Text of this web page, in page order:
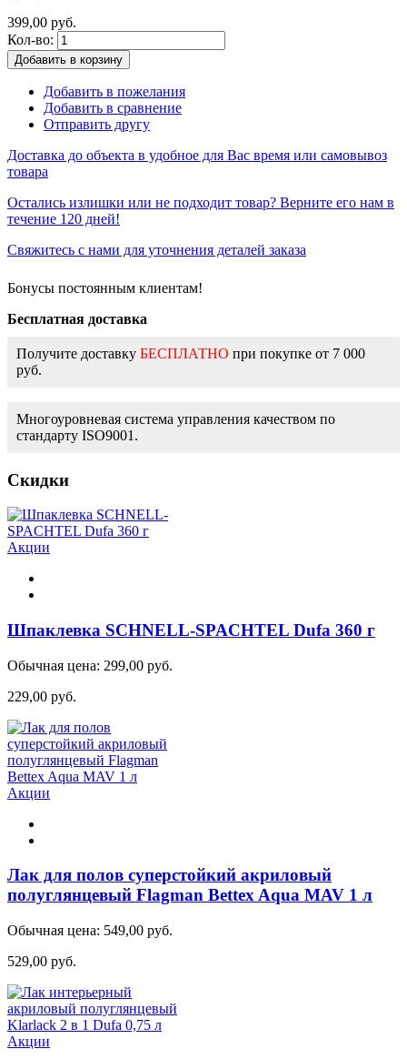
399,00 руб.
Кол-во:
Добавить в корзину
Добавить в пожелания
Добавить в сравнение
Отправить другу
Доставка до объекта в удобное для Вас время или самовывоз
товара
Остались излишки или не подходит товар? Верните его нам в
течение 120 дней!
Свяжитесь с нами для уточнения деталей заказа
Бонусы постоянным клиентам!
Бесплатная доставка
Получите доставку БЕСПЛАТНО при покупке от 7 000
руб.
Многоуровневая система управления качеством по
стандарту ISO9001.
Скидки
Акции
Шпаклевка SCHNELL-SPACHTEL Dufa 360 г
Обычная цена: 299,00 руб.
229,00 руб.
Акции
Лак для полов суперстойкий акриловый
полуглянцевый Flagman Bettex Aqua MAV 1 л
Обычная цена: 549,00 руб.
529,00 руб.
Акции